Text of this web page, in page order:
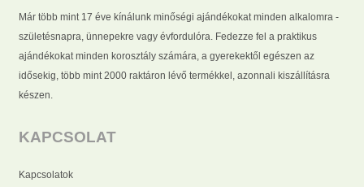
Már több mint 17 éve kínálunk minőségi ajándékokat minden alkalomra -
születésnapra, ünnepekre vagy évfordulóra. Fedezze fel a praktikus
ajándékokat minden korosztály számára, a gyerekektől egészen az
idősekig, több mint 2000 raktáron lévő termékkel, azonnali kiszállításra
készen.
KAPCSOLAT
Kapcsolatok